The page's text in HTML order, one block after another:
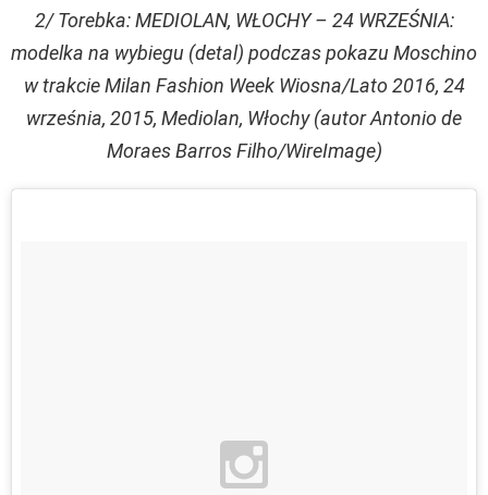
2/ Torebka: MEDIOLAN, WŁOCHY – 24 WRZEŚNIA:
modelka na wybiegu (detal) podczas pokazu Moschino
w trakcie Milan Fashion Week Wiosna/Lato 2016, 24
września, 2015, Mediolan, Włochy (autor Antonio de
Moraes Barros Filho/WireImage)